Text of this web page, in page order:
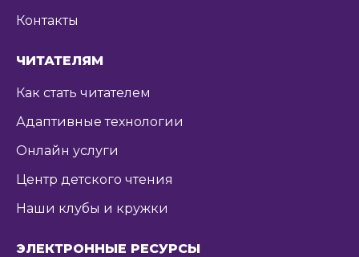
Контакты
ЧИТАТЕЛЯМ
Как стать читателем
Адаптивные технологии
Онлайн услуги
Центр детского чтения
Наши клубы и кружки
ЭЛЕКТРОННЫЕ РЕСУРСЫ